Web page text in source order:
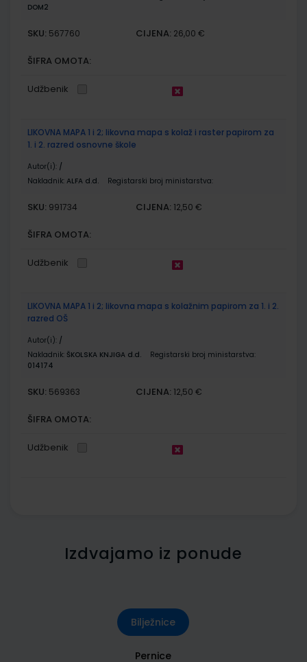
DOM2
SKU: 567760 CIJENA: 26,00 €
ŠIFRA OMOTA:
Udžbenik
LIKOVNA MAPA 1 i 2; likovna mapa s kolaž i raster papirom za
1. i 2. razred osnovne škole
Autor(i): /
Nakladnik: ALFA d.d. Registarski broj ministarstva:
SKU: 991734 CIJENA: 12,50 €
ŠIFRA OMOTA:
Udžbenik
LIKOVNA MAPA 1 i 2; likovna mapa s kolažnim papirom za 1. i 2.
razred OŠ
Autor(i): /
Nakladnik: ŠKOLSKA KNJIGA d.d.
Registarski broj ministarstva:
014174
SKU: 569363 CIJENA: 12,50 €
ŠIFRA OMOTA:
Udžbenik
Izdvajamo iz ponude
Bilježnice
Pernice